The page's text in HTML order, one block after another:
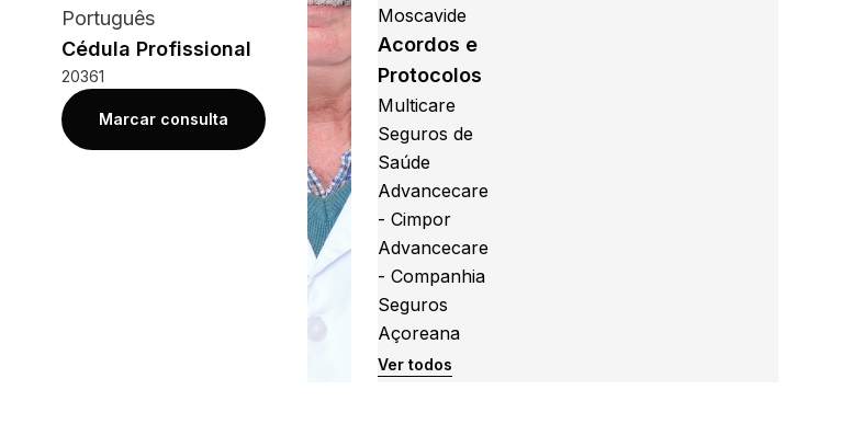
Português
Cédula Profissional
20361
Marcar consulta
Moscavide
Acordos e
Protocolos
Multicare
Seguros de
Saúde
Advancecare
- Cimpor
Advancecare
- Companhia
Seguros
Açoreana
Ver todos